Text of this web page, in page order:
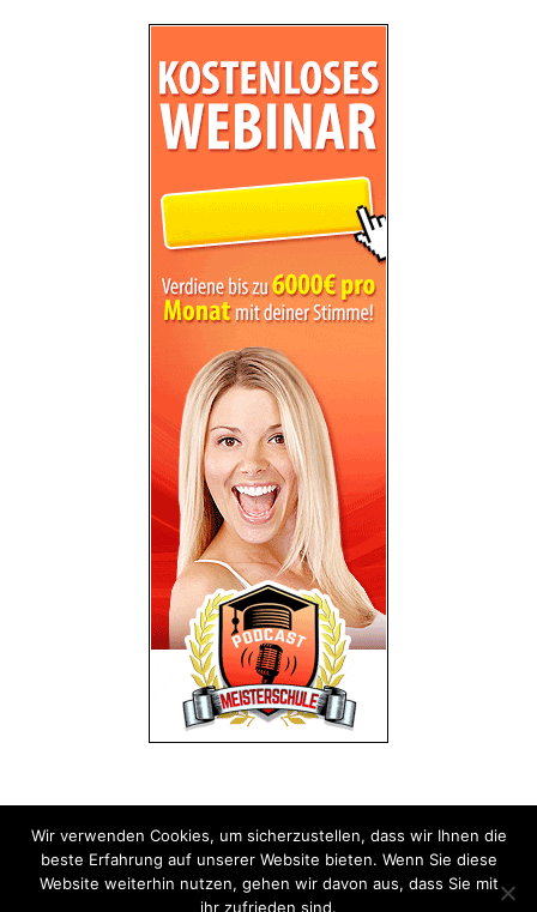
Impressum Datenschutz
Wir verwenden Cookies, um sicherzustellen, dass wir Ihnen die
beste Erfahrung auf unserer Website bieten. Wenn Sie diese
Website weiterhin nutzen, gehen wir davon aus, dass Sie mit
ihr zufrieden sind.